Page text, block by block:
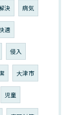
決 病気
適
侵入
大津市
児童